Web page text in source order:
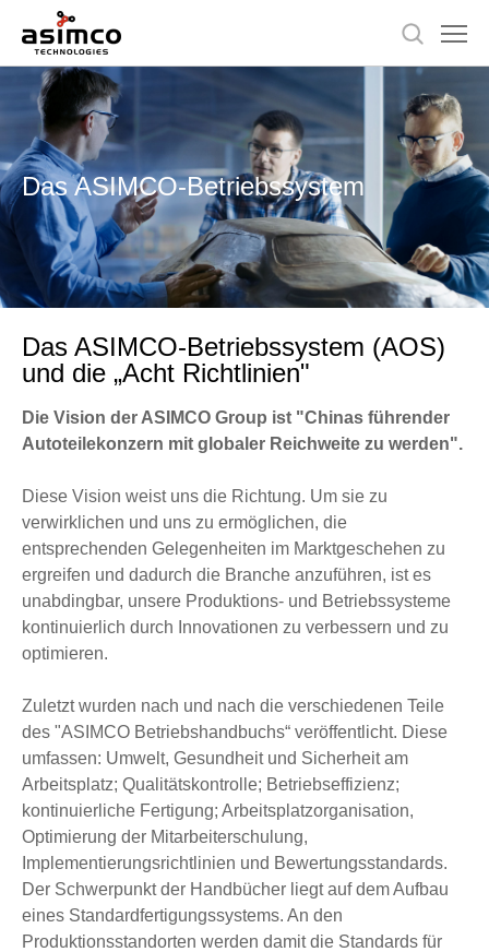
Das ASIMCO-Betriebssystem
Das ASIMCO-Betriebssystem (AOS)
und die „Acht Richtlinien"
Die Vision der ASIMCO Group ist "Chinas führender
Autoteilekonzern mit globaler Reichweite zu werden".
Diese Vision weist uns die Richtung. Um sie zu
verwirklichen und uns zu ermöglichen, die
entsprechenden Gelegenheiten im Marktgeschehen zu
ergreifen und dadurch die Branche anzuführen, ist es
unabdingbar, unsere Produktions- und Betriebssysteme
kontinuierlich durch Innovationen zu verbessern und zu
optimieren.
Zuletzt wurden nach und nach die verschiedenen Teile
des "ASIMCO Betriebshandbuchs“ veröffentlicht. Diese
umfassen: Umwelt, Gesundheit und Sicherheit am
Arbeitsplatz; Qualitätskontrolle; Betriebseffizienz;
kontinuierliche Fertigung; Arbeitsplatzorganisation,
Optimierung der Mitarbeiterschulung,
Implementierungsrichtlinien und Bewertungsstandards.
Der Schwerpunkt der Handbücher liegt auf dem Aufbau
eines Standardfertigungssystems. An den
Produktionsstandorten werden damit die Standards für